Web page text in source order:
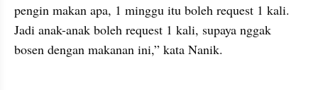
pengin makan apa, 1 minggu itu boleh request 1 kali.
Jadi anak-anak boleh request 1 kali, supaya nggak
bosen dengan makanan ini,” kata Nanik.